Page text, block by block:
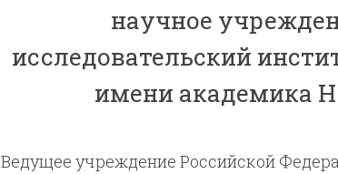
научное
исследовательский
имени академика
Ведущее учреждение Российской